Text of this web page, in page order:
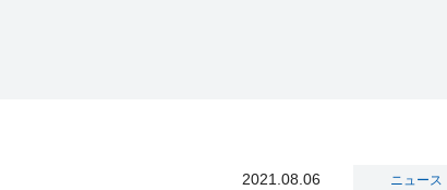
2021.08.06 ニュース